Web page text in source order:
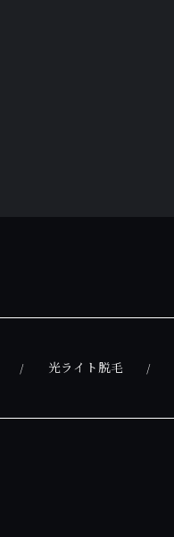
光ライト脱毛